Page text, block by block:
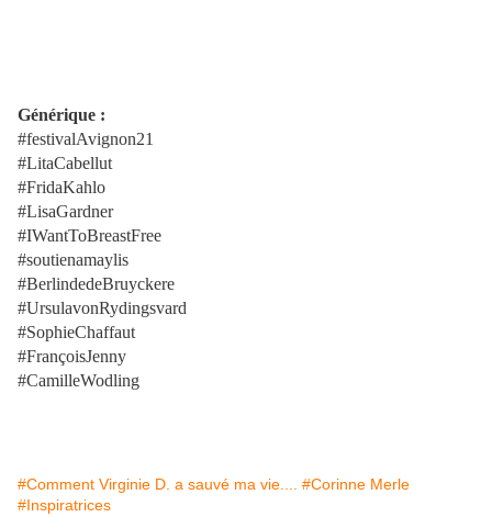
Générique :
#festivalAvignon21
#LitaCabellut
#FridaKahlo
#LisaGardner
#IWantToBreastFree
#soutienamaylis
#BerlindedeBruyckere
#UrsulavonRydingsvard
#SophieChaffaut
#FrançoisJenny
#CamilleWodling
#Comment Virginie D. a sauvé ma vie....
#Corinne Merle
#Inspiratrices